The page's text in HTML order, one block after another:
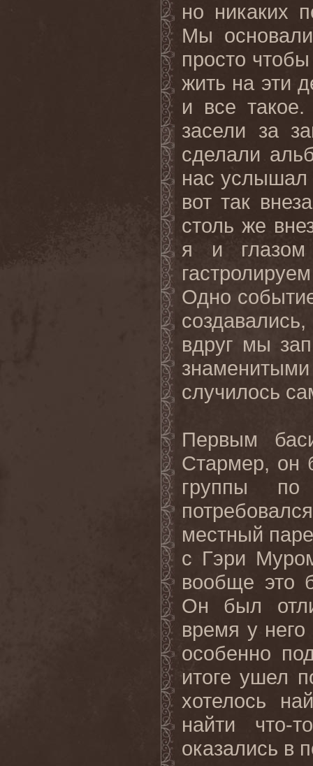
но никаких
Мы
просто
жить на эти
и все
засели за
сделали
нас услышал
вот так
столь же
я и
Одно
вдруг мы
случилось
Первым
Стармер, он
группы
местный
с Гэри
вообще это
Он был
время у
особенно
итоге ушел
хотелось
найти
оказались в